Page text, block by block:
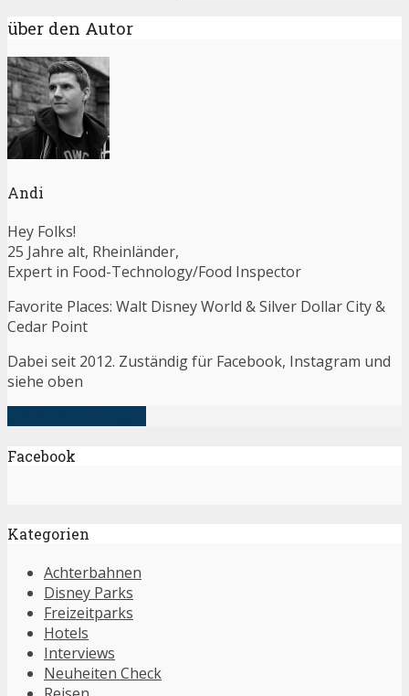
über den Autor
Andi
Hey Folks!
25 Jahre alt, Rheinländer,
Expert in Food-Technology/Food Inspector
Favorite Places: Walt Disney World & Silver Dollar City &
Cedar Point
Dabei seit 2012. Zuständig für Facebook, Instagram und
siehe oben
Facebook
Kategorien
Achterbahnen
Disney Parks
Freizeitparks
Hotels
Interviews
Neuheiten Check